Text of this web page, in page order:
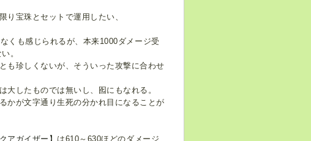
り宝珠とセットで運用したい、
くも感じられるが、本来1000ダメージ受
。
も珍しくないが、そういった攻撃に合わせ
したものでは無いし、囮にもなれる。
かが文字通り生死の分かれ目になることが
クアガイザー】 は610～630ほどのダメージ